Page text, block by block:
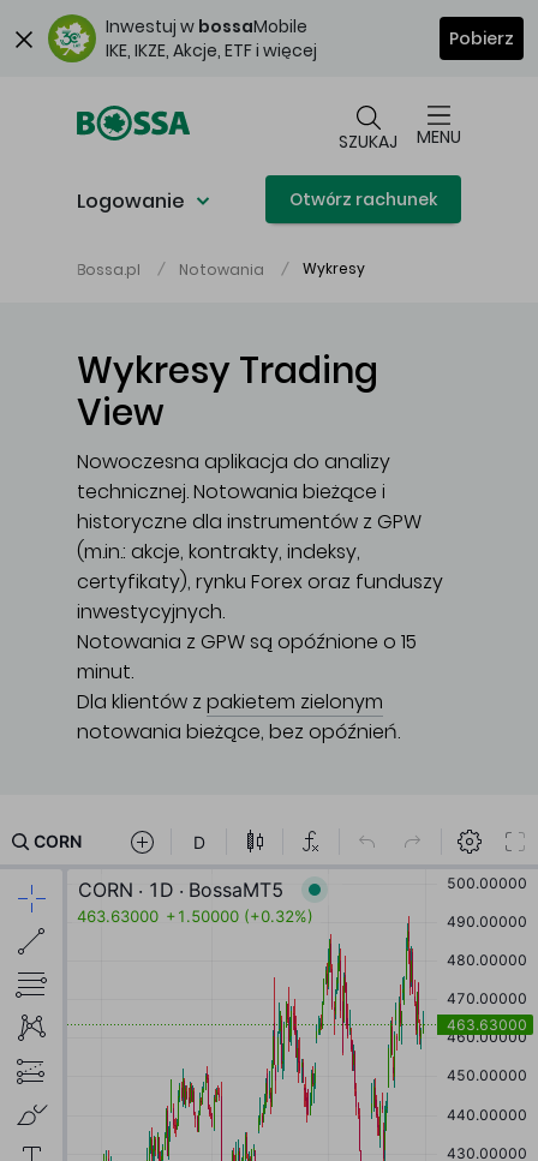
Przejdź do głównej treści
Inwestuj w bossaMobile
IKE, IKZE, Akcje, ETF i więcej
Pobierz
SZUKAJ MENU
Logowanie Otwórz rachunek
Bossa.pl Notowania Wykresy
Wykresy Trading
View
Nowoczesna aplikacja do analizy
technicznej. Notowania bieżące i
historyczne dla instrumentów z GPW
(m.in.: akcje, kontrakty, indeksy,
certyfikaty), rynku Forex oraz funduszy
inwestycyjnych.
Notowania z GPW są opóźnione o 15
minut.
Dla klientów zpakietem zielonym
notowania bieżące, bez opóźnień.